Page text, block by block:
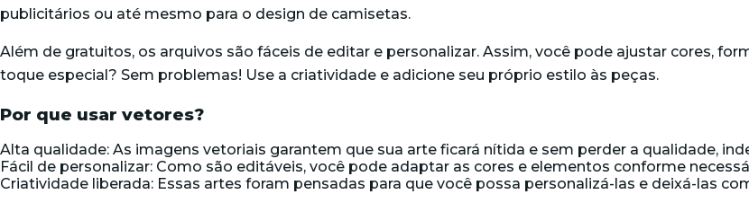
publicitários ou até mesmo para o design de camisetas.
Além de gratuitos, os arquivos são fáceis de editar e personalizar. Assim, você pode ajustar cores,
toque especial? Sem problemas! Use a criatividade e adicione seu próprio estilo às peças.
Por que usar vetores?
Alta qualidade: As imagens vetoriais garantem que sua arte ficará nítida e sem perder a qualidade,
Fácil de personalizar: Como são editáveis, você pode adaptar as cores e elementos conforme
Criatividade liberada: Essas artes foram pensadas para que você possa personalizá-las e deixá-las